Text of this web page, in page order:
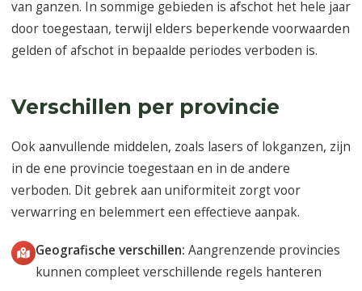
van ganzen. In sommige gebieden is afschot het hele jaar
door toegestaan, terwijl elders beperkende voorwaarden
gelden of afschot in bepaalde periodes verboden is.
Verschillen per provincie
Ook aanvullende middelen, zoals lasers of lokganzen, zijn
in de ene provincie toegestaan en in de andere
verboden. Dit gebrek aan uniformiteit zorgt voor
verwarring en belemmert een effectieve aanpak.
Geografische verschillen: Aangrenzende provincies
kunnen compleet verschillende regels hanteren